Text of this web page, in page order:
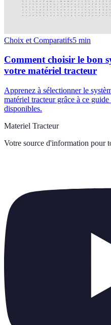
Choix et Comparatifs5 min
Comment choisir le bon
votre matériel tracteur
Apprenez à sélectionner le
matériel tracteur grâce à ce
disponibles.
Materiel Tracteur
Votre source d'information pour